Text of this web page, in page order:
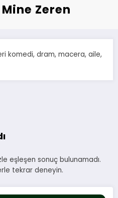
Zeren
komedi, dram, macera, aile,
eşleşen sonuç bulunamadı.
tekrar deneyin.